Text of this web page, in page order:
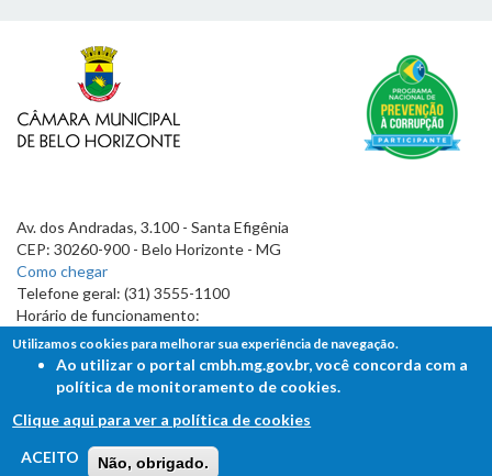
Av. dos Andradas, 3.100 - Santa Efigênia
CEP: 30260-900 - Belo Horizonte - MG
Como chegar
Telefone geral: (31) 3555-1100
Horário de funcionamento:
7h às 19h
FALE COM A CÂMARA
Ouvidoria - Lei de Acesso à Informação
Utilizamos cookies para melhorar sua experiência de navegação.
Ao utilizar o portal cmbh.mg.gov.br, você concorda com a
política de monitoramento de cookies.
Clique aqui para ver a política de cookies
ACEITO
Não, obrigado.